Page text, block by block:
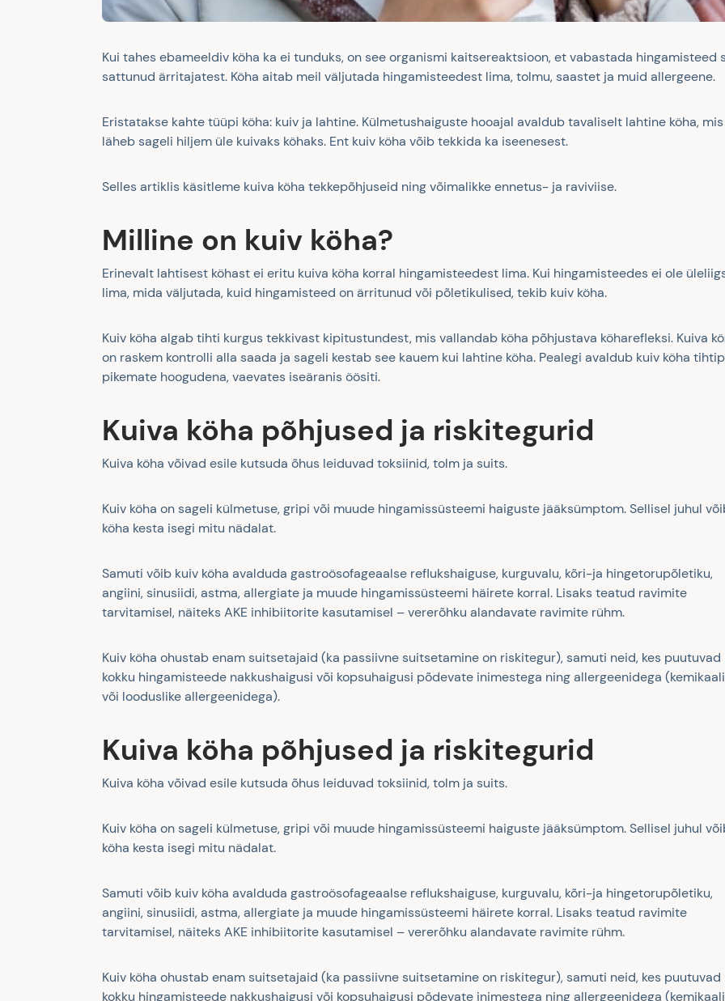
Kui tahes ebameeldiv köha ka ei tunduks, on see organismi kaitsereaktsioon, et vabastada hingamisteed
sattunud ärritajatest. Köha aitab meil väljutada hingamisteedest lima, tolmu, saastet ja muid allergeene.
Eristatakse kahte tüüpi köha: kuiv ja lahtine. Külmetushaiguste hooajal avaldub tavaliselt lahtine köha, mis
läheb sageli hiljem üle kuivaks köhaks. Ent kuiv köha võib tekkida ka iseenesest.
Selles artiklis käsitleme kuiva köha tekkepõhjuseid ning võimalikke ennetus- ja raviviise.
Milline on kuiv köha?
Erinevalt lahtisest köhast ei eritu kuiva köha korral hingamisteedest lima. Kui hingamisteedes ei ole
lima, mida väljutada, kuid hingamisteed on ärritunud või põletikulised, tekib kuiv köha.
Kuiv köha algab tihti kurgus tekkivast kipitustundest, mis vallandab köha põhjustava köharefleksi. Kuiva
on raskem kontrolli alla saada ja sageli kestab see kauem kui lahtine köha. Pealegi avaldub kuiv köha
pikemate hoogudena, vaevates iseäranis öösiti.
Kuiva köha põhjused ja riskitegurid
Kuiva köha võivad esile kutsuda õhus leiduvad toksiinid, tolm ja suits.
Kuiv köha on sageli külmetuse, gripi või muude hingamissüsteemi haiguste jääksümptom. Sellisel juhul
köha kesta isegi mitu nädalat.
Samuti võib kuiv köha avalduda gastroösofageaalse reflukshaiguse, kurguvalu, kõri-ja hingetorupõletiku,
angiini, sinusiidi, astma, allergiate ja muude hingamissüsteemi häirete korral. Lisaks teatud ravimite
tarvitamisel, näiteks AKE inhibiitorite kasutamisel – vererõhku alandavate ravimite rühm.
Kuiv köha ohustab enam suitsetajaid (ka passiivne suitsetamine on riskitegur), samuti neid, kes puutuvad
kokku hingamisteede nakkushaigusi või kopsuhaigusi põdevate inimestega ning allergeenidega
või looduslike allergeenidega).
Kuiva köha põhjused ja riskitegurid
Kuiva köha võivad esile kutsuda õhus leiduvad toksiinid, tolm ja suits.
Kuiv köha on sageli külmetuse, gripi või muude hingamissüsteemi haiguste jääksümptom. Sellisel juhul
köha kesta isegi mitu nädalat.
Samuti võib kuiv köha avalduda gastroösofageaalse reflukshaiguse, kurguvalu, kõri-ja hingetorupõletiku,
angiini, sinusiidi, astma, allergiate ja muude hingamissüsteemi häirete korral. Lisaks teatud ravimite
tarvitamisel, näiteks AKE inhibiitorite kasutamisel – vererõhku alandavate ravimite rühm.
Kuiv köha ohustab enam suitsetajaid (ka passiivne suitsetamine on riskitegur), samuti neid, kes puutuvad
kokku hingamisteede nakkushaigusi või kopsuhaigusi põdevate inimestega ning allergeenidega